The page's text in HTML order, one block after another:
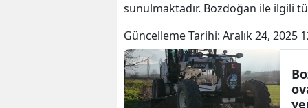
sunulmaktadır. Bozdoğan ile ilgili
Güncelleme Tarihi: Aralık 24, 2025